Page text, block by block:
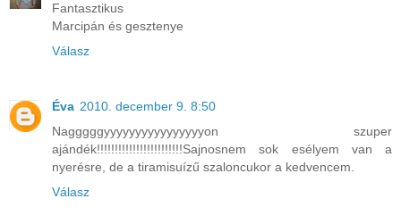
Fantasztikus
Marcipán és gesztenye
Válasz
Éva 2010. december 9. 8:50
Nagggggyyyyyyyyyyyyyyyyon szuper
ajándék!!!!!!!!!!!!!!!!!!!!!!!!Sajnosnem sok esélyem van a
nyerésre, de a tiramisuízű szaloncukor a kedvencem.
Válasz